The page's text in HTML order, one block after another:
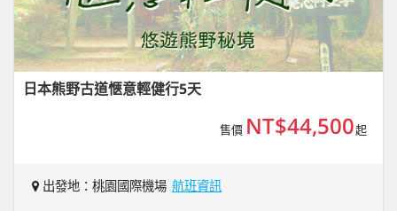
日本熊野古道愜意輕健行5天
售價 NT$44,500起
出發地：桃園國際機場 航班資訊